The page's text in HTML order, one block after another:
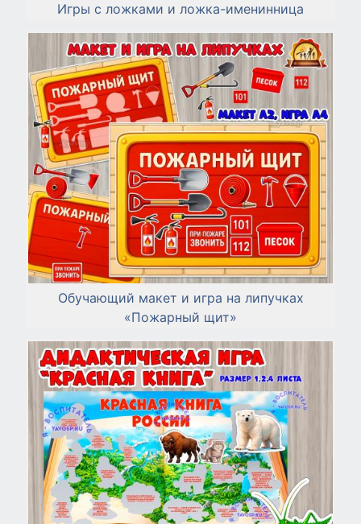
Игры с ложками и ложка-именинница
Обучающий макет и игра на липучках
«Пожарный щит»